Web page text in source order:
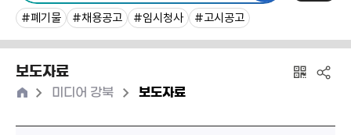
검
색
#폐기물 #채용공고 #임시청사 #고시공고
보도자료
홈 >미디어 강북 >보도자료